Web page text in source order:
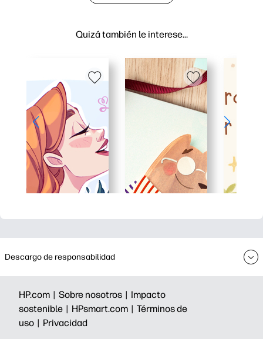
Quizá también le interese…
Descargo de responsabilidad
HP.com | Sobre nosotros | Impacto
sostenible | HPsmart.com | Términos de
uso | Privacidad